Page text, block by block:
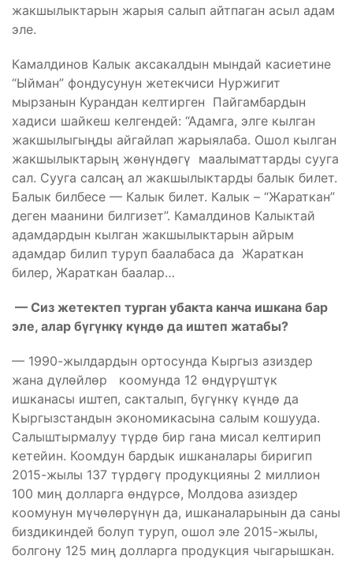
жакшылыктарын жарыя салып айтпаган асыл адам
эле.
Камалдинов Калык аксакалдын мындай касиетине
“Ыйман” фондусунун жетекчиси Нуржигит
мырзанын Курандан келтирген Пайгамбардын
хадиси шайкеш келгендей: “Адамга, элге кылган
жакшылыгыңды айгайлап жарыялаба. Ошол кылган
жакшылыктарың жөнүндөгү маалыматтарды сууга
сал. Сууга салсаң ал жакшылыктарды балык билет.
Балык билбесе — Калык билет. Калык – “Жараткан”
деген маанини билгизет”. Камалдинов Калыктай
адамдардын кылган жакшылыктарын айрым
адамдар билип туруп баалабаса да Жараткан
билер, Жараткан баалар…
— Сиз жетектеп турган убакта канча ишкана бар
эле, алар бүгүнкү күндө да иштеп жатабы?
— 1990-жылдардын ортосунда Кыргыз азиздер
жана дүлөйлөр коомунда 12 өндүрүштүк
ишканасы иштеп, сакталып, бүгүнкү күндө да
Кыргызстандын экономикасына салым кошууда.
Салыштырмалуу түрдө бир гана мисал келтирип
кетейин. Коомдун бардык ишканалары биригип
2015-жылы 137 түрдөгү продукцияны 2 миллион
100 миң долларга өндүрсө, Молдова азиздер
коомунун мүчөлөрүнүн да, ишканаларынын да саны
биздикиндей болуп туруп, ошол эле 2015-жылы,
болгону 125 миң долларга продукция чыгарышкан.